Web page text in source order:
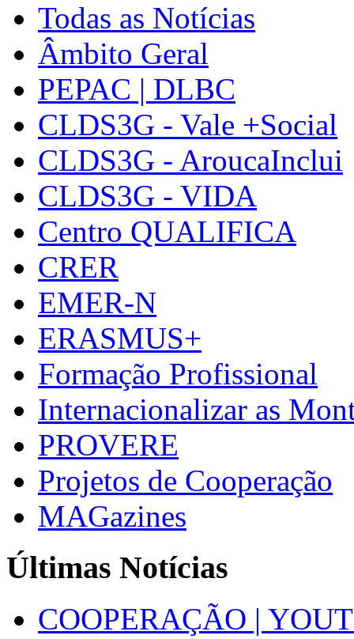
Todas as Notícias
Âmbito Geral
PEPAC | DLBC
CLDS3G - Vale +Social
CLDS3G - AroucaInclui
CLDS3G - VIDA
Centro QUALIFICA
CRER
EMER-N
ERASMUS+
Formação Profissional
Internacionalizar as
PROVERE
Projetos de Cooperação
MAGazines
Últimas Notícias
COOPERAÇÃO |